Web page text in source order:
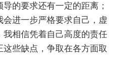
的要求还有一定的距离；
进一步严格要求自己，虚
相信凭着自己高度的责任
些缺点，争取在各方面取